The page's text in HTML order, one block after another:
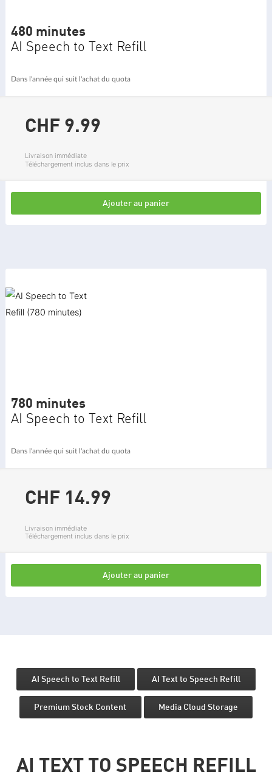
480 minutes
AI Speech to Text Refill
Dans l'année qui suit l'achat du quota
CHF 9.99
Livraison immédiate
Téléchargement inclus dans le prix
Ajouter au panier
780 minutes
AI Speech to Text Refill
Dans l'année qui suit l'achat du quota
CHF 14.99
Livraison immédiate
Téléchargement inclus dans le prix
Ajouter au panier
AI Speech to Text Refill AI Text to Speech Refill
Premium Stock Content Media Cloud Storage
AI TEXT TO SPEECH REFILL